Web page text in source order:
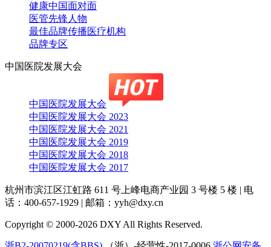
健康中国面对面
医管先锋人物
最佳品牌传播医疗机构
品牌专区
中国医院发展大会
中国医院发展大会
中国医院发展大会 2023
中国医院发展大会 2021
中国医院发展大会 2019
中国医院发展大会 2018
中国医院发展大会 2017
杭州市滨江区江虹路 611 号上峰电商产业园 3 号楼 5 楼 | 电
话：400-657-1929 | 邮箱：yyh@dxy.cn
Copyright © 2000-2026 DXY All Rights Reserved.